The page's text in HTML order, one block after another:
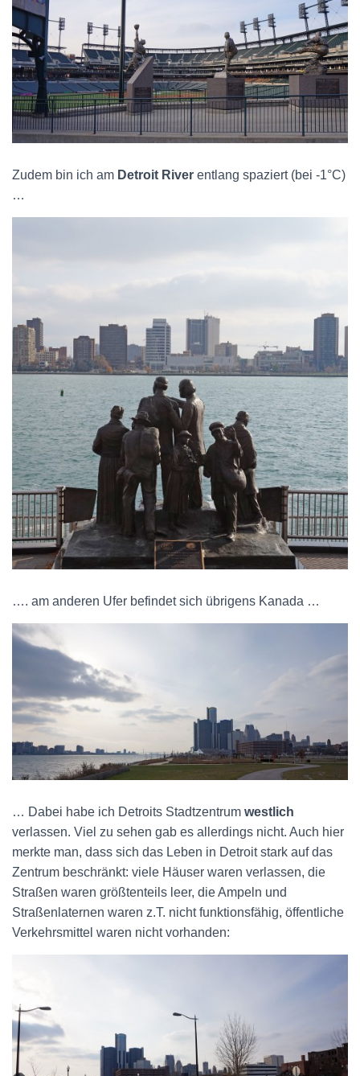
Zudem bin ich am Detroit River entlang spaziert (bei -1°C)
…
…. am anderen Ufer befindet sich übrigens Kanada …
… Dabei habe ich Detroits Stadtzentrum westlich
verlassen. Viel zu sehen gab es allerdings nicht. Auch hier
merkte man, dass sich das Leben in Detroit stark auf das
Zentrum beschränkt: viele Häuser waren verlassen, die
Straßen waren größtenteils leer, die Ampeln und
Straßenlaternen waren z.T. nicht funktionsfähig, öffentliche
Verkehrsmittel waren nicht vorhanden: